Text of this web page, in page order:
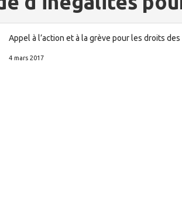
Appel à l’action et à la grève pour les droits
4 mars 2017